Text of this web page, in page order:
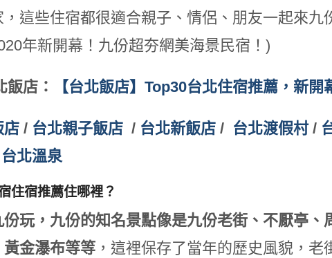
，這些住宿都很適合親子、情侶、朋友一起來九
年新開幕！九份超夯網美海景民宿！)
店： 【台北飯店】Top30台北住宿推薦，新開
店/ 台北親子飯店/ 台北新飯店/ 台北渡假村/
台北溫泉
住宿推薦住哪裡？
份玩，九份的知名景點像是九份老街、不厭亭
黃金瀑布等等，這裡保存了當年的歷史風貌，老